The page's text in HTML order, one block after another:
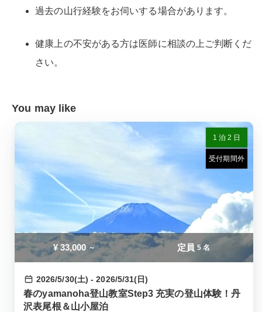
過去の山行経験をお伺いする場合があります。
健康上の不安がある方は医師に相談の上ご判断くだ
さい。
You may like
¥ 33,000 ～ 定員 5 名
1 泊 2 日
受付期間外
2026/5/30(土) - 2026/5/31(日)
春のyamanoha登山教室Step3 充実の登山体験！丹
沢表尾根＆山小屋泊